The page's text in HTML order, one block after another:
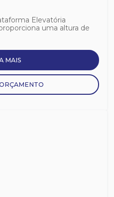
Elevatória
uma altura de
MAIS